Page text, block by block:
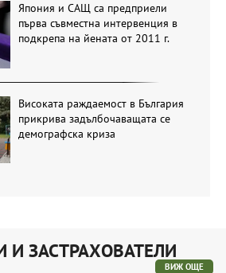
Япония и САЩ са предприели
първа съвместна интервенция в
подкрепа на йената от 2011 г.
Високата раждаемост в България
прикрива задълбочаващата се
демографска криза
И ЗАСТРАХОВАТЕЛИ
ВИЖ ОЩЕ